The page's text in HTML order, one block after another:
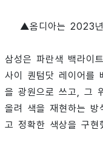
▲옴디아는 2023
삼성은 파란색 백라이
사이 퀀텀닷 레이어를
을 광원으로 쓰고, 그
올려 색을 재현하는
고 정확한 색상을 구현